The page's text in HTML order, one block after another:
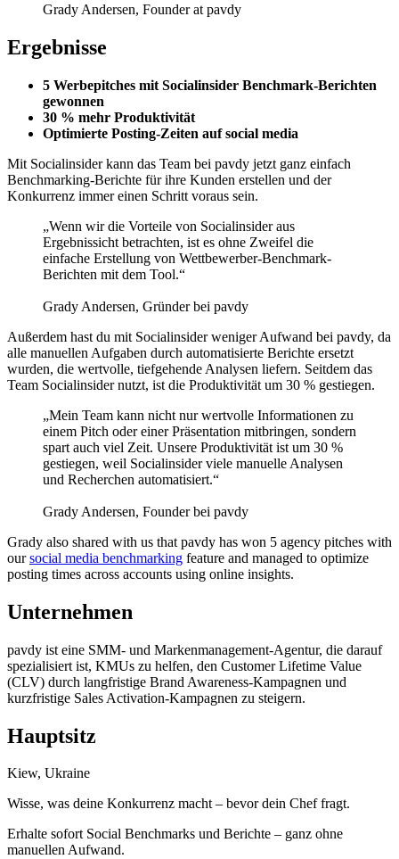
Grady Andersen, Founder at pavdy
Ergebnisse
5 Werbepitches mit Socialinsider Benchmark-Berichten
gewonnen
30 % mehr Produktivität
Optimierte Posting-Zeiten auf social media
Mit Socialinsider kann das Team bei pavdy jetzt ganz einfach
Benchmarking-Berichte für ihre Kunden erstellen und der
Konkurrenz immer einen Schritt voraus sein.
„Wenn wir die Vorteile von Socialinsider aus
Ergebnissicht betrachten, ist es ohne Zweifel die
einfache Erstellung von Wettbewerber-Benchmark-
Berichten mit dem Tool.“
Grady Andersen, Gründer bei pavdy
Außerdem hast du mit Socialinsider weniger Aufwand bei pavdy, da
alle manuellen Aufgaben durch automatisierte Berichte ersetzt
wurden, die wertvolle, tiefgehende Analysen liefern. Seitdem das
Team Socialinsider nutzt, ist die Produktivität um 30 % gestiegen.
„Mein Team kann nicht nur wertvolle Informationen zu
einem Pitch oder einer Präsentation mitbringen, sondern
spart auch viel Zeit. Unsere Produktivität ist um 30 %
gestiegen, weil Socialinsider viele manuelle Analysen
und Recherchen automatisiert.“
Grady Andersen, Founder bei pavdy
Grady also shared with us that pavdy has won 5 agency pitches with
oursocial media benchmarking feature and managed to optimize
posting times across accounts using online insights.
Unternehmen
pavdy ist eine SMM- und Markenmanagement-Agentur, die darauf
spezialisiert ist, KMUs zu helfen, den Customer Lifetime Value
(CLV) durch langfristige Brand Awareness-Kampagnen und
kurzfristige Sales Activation-Kampagnen zu steigern.
Hauptsitz
Kiew, Ukraine
Wisse, was deine Konkurrenz macht – bevor dein Chef fragt.
Erhalte sofort Social Benchmarks und Berichte – ganz ohne
manuellen Aufwand.